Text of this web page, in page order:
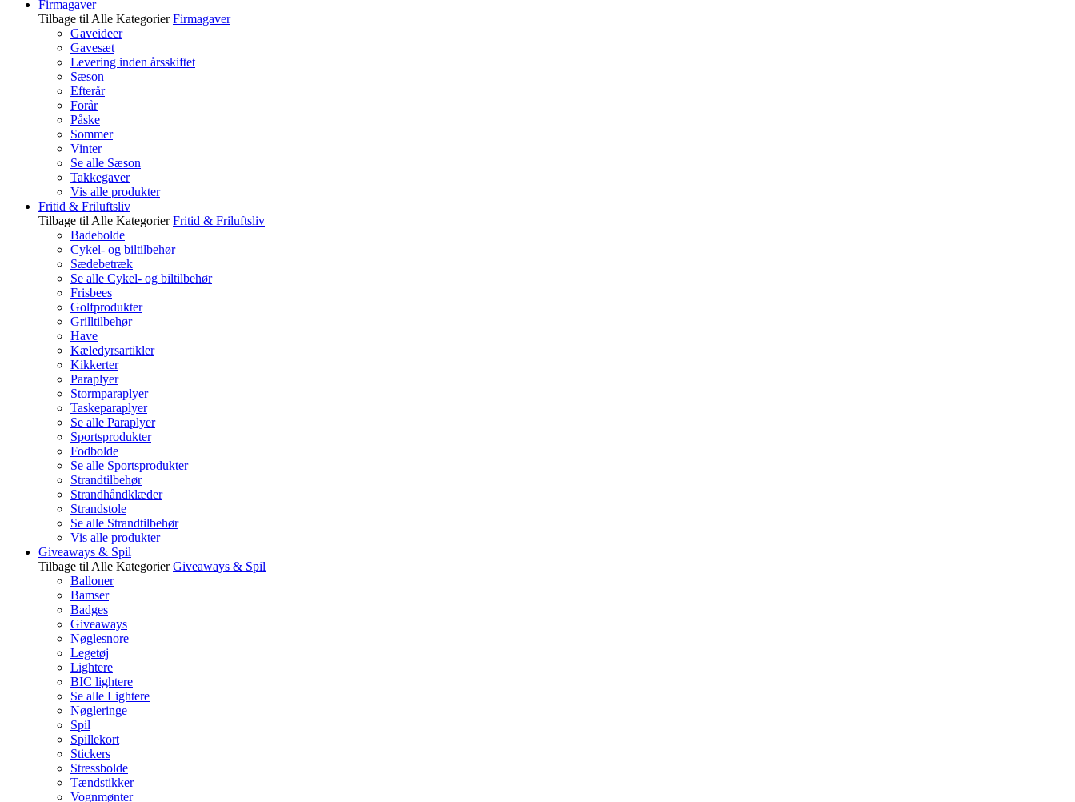
Firmagaver
Tilbage til Alle Kategorier Firmagaver
Gaveideer
Gavesæt
Levering inden årsskiftet
Sæson
Efterår
Forår
Påske
Sommer
Vinter
Se alle Sæson
Takkegaver
Vis alle produkter
Fritid & Friluftsliv
Tilbage til Alle Kategorier Fritid & Friluftsliv
Badebolde
Cykel- og biltilbehør
Sædebetræk
Se alle Cykel- og biltilbehør
Frisbees
Golfprodukter
Grilltilbehør
Have
Kæledyrsartikler
Kikkerter
Paraplyer
Stormparaplyer
Taskeparaplyer
Se alle Paraplyer
Sportsprodukter
Fodbolde
Se alle Sportsprodukter
Strandtilbehør
Strandhåndklæder
Strandstole
Se alle Strandtilbehør
Vis alle produkter
Giveaways & Spil
Tilbage til Alle Kategorier Giveaways & Spil
Balloner
Bamser
Badges
Giveaways
Nøglesnore
Legetøj
Lightere
BIC lightere
Se alle Lightere
Nøgleringe
Spil
Spillekort
Stickers
Stressbolde
Tændstikker
Vognmønter